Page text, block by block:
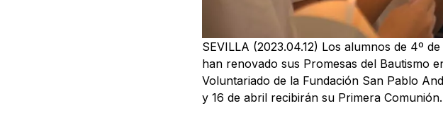
SEVILLA (2023.04.12) Los alumnos de 4º
han renovado sus Promesas del Bautismo
Voluntariado de la Fundación San Pablo
y 16 de abril recibirán su Primera Comunión.